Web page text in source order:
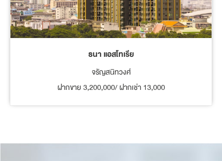
ธนา แอสโทเรีย
จรัญสนิทวงศ์
ฝากขาย 3,200,000/ ฝากเช่า 13,000